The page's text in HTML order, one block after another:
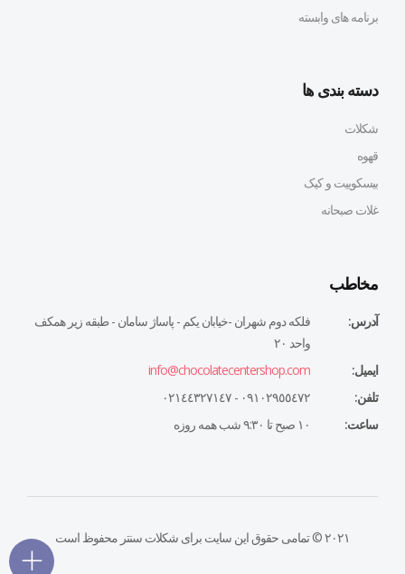
برنامه های وابسته
دسته بندی ها
شکلات
قهوه
بیسکوییت و کیک
غلات صبحانه
مخاطب
آدرس:
فلكه دوم شهران -خيابان يكم - پاساژ سامان - طبقه زير همكف
واحد ٢٠
ایمیل:
info@chocolatecentershop.com
تلفن:
٠٩١٠٢٩٥٥٤٧٢ - ٠٢١٤٤٣٢٧١٤٧
ساعت:
١٠ صبح تا ٩:٣٠ شب همه روزه
۲۰۲۱ © تمامی حقوق این سایت برای شکلات سنتر محفوظ است